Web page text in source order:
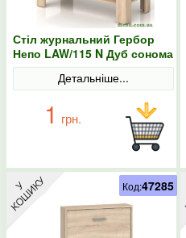
Стіл журнальний Гербор
Непо LAW/115 N Дуб сонома
Детальніше...
1 грн.
Код:47285